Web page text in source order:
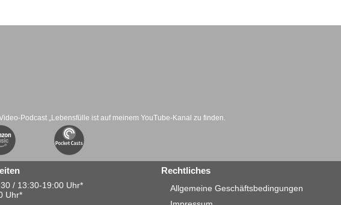
Podcast „Lebensfülle ist auf meinem YouTube-Kanal zu finden.
/ 13:30-19:00 Uhr*
Uhr*
Rechtliches
Allgemeine Geschäftsbedingungen